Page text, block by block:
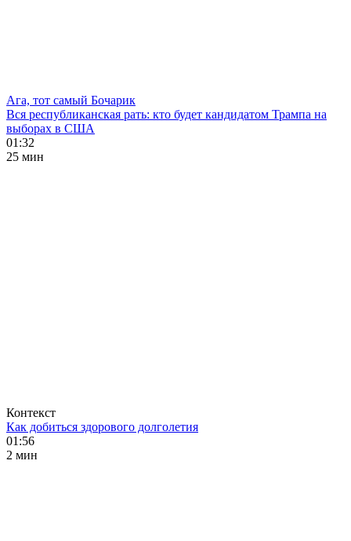
Ага, тот самый Бочарик
Вся республиканская рать: кто будет кандидатом Трампа на
выборах в США
01:32
25 мин
Контекст
Как добиться здорового долголетия
01:56
2 мин